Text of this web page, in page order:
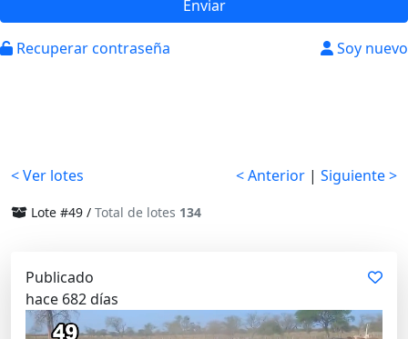
Enviar
Recuperar contraseña Soy nuevo
< Ver lotes < Anterior | Siguiente >
Lote #49 / Total de lotes 134
Publicado
hace 682 días